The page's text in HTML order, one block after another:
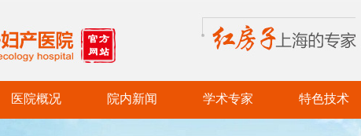
医院概况 院内新闻 学术专家 特色技术